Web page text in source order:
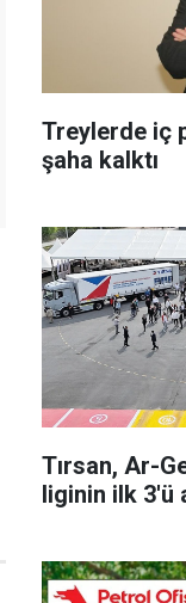
Treylerde iç
şaha kalktı
Tırsan, Ar-
liginin ilk 3'ü